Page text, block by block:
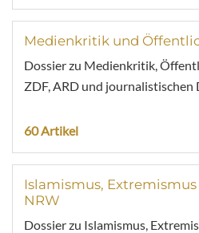
Medienkritik und
Dossier zu Medienkritik,
ZDF, ARD und journalistischen
60 Artikel
Islamismus,
NRW
Dossier zu Islamismus,